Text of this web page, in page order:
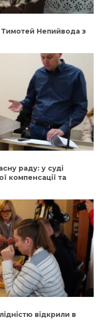
Тимотей Непийвода з
раду: у суді
компенсації та
відкрили в